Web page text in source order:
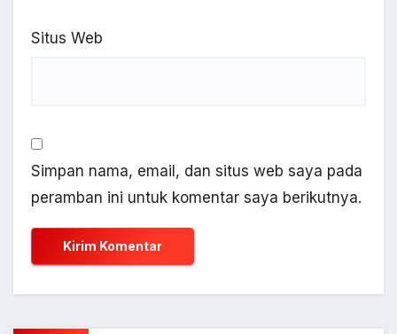
Situs Web
Simpan nama, email, dan situs web saya pada
peramban ini untuk komentar saya berikutnya.